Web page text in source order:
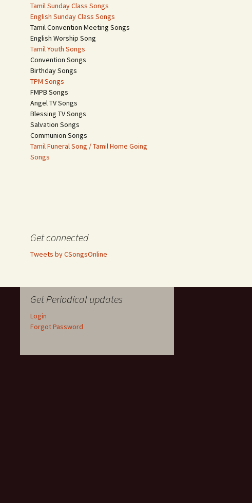
Tamil Sunday Class Songs
English Sunday Class Songs
Tamil Convention Meeting Songs
English Worship Song
Tamil Youth Songs
Convention Songs
Birthday Songs
TPM Songs
FMPB Songs
Angel TV Songs
Blessing TV Songs
Salvation Songs
Communion Songs
Tamil Funeral Song / Tamil Home Going
Songs
Get connected
Tweets by CSongsOnline
Get Periodical updates
Login
Forgot Password